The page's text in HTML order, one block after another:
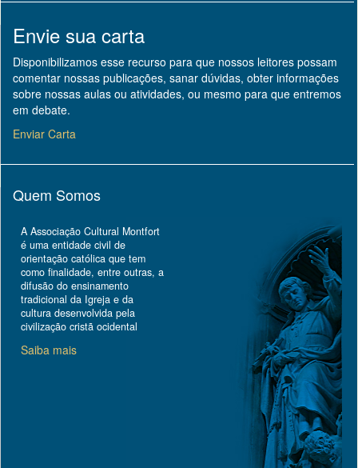
Envie sua carta
Disponibilizamos esse recurso para que nossos leitores possam
comentar nossas publicações, sanar dúvidas, obter informações
sobre nossas aulas ou atividades, ou mesmo para que entremos
em debate.
Enviar Carta
Quem Somos
A Associação Cultural Montfort
é uma entidade civil de
orientação católica que tem
como finalidade, entre outras, a
difusão do ensinamento
tradicional da Igreja e da
cultura desenvolvida pela
civilização cristã ocidental
Saiba mais